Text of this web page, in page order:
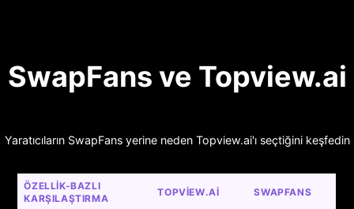
SwapFans ve Topview.ai
Yaratıcıların SwapFans yerine neden Topview.ai'ı seçtiğini keşfedin
ÖZELLIK-BAZLI
KARŞILAŞTIRMA
TOPVIEW.AI SWAPFANS